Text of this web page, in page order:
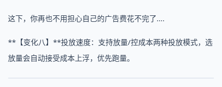
这下，你再也不用担心自己的广告费花不完了….
**【变化八】**投放速度：支持放量/控成本两种投放模式，选
放量会自动接受成本上浮，优先跑量。